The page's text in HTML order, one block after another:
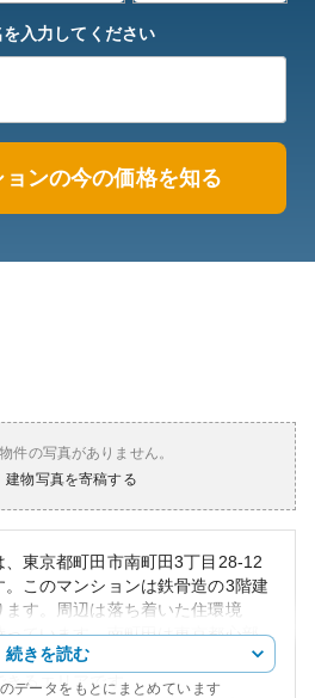
入力してください
ョンの今の価格を知る
件の写真がありません。
建物写真を寄稿する
、東京都町田市南町田3丁目28-12
このマンションは鉄骨造の3階建
す。周辺は落ち着いた住環境
ています。南町田は東京都心部
の自然も身近に感じられるた
きるエリアです。
続きを読む
データをもとにまとめています